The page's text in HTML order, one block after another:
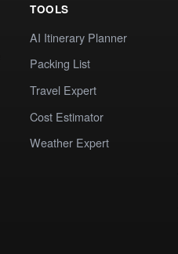
TOOLS
AI Itinerary Planner
Packing List
Travel Expert
Cost Estimator
Weather Expert